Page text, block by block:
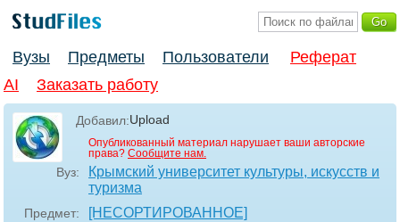
Вузы Предметы Пользователи
Реферат
AI
Заказать работу
Добавил:Upload
Опубликованный материал нарушает ваши авторские
права? Сообщите нам.
Вуз:
Крымский университет культуры, искусств и
туризма
Предмет: [НЕСОРТИРОВАННОЕ]